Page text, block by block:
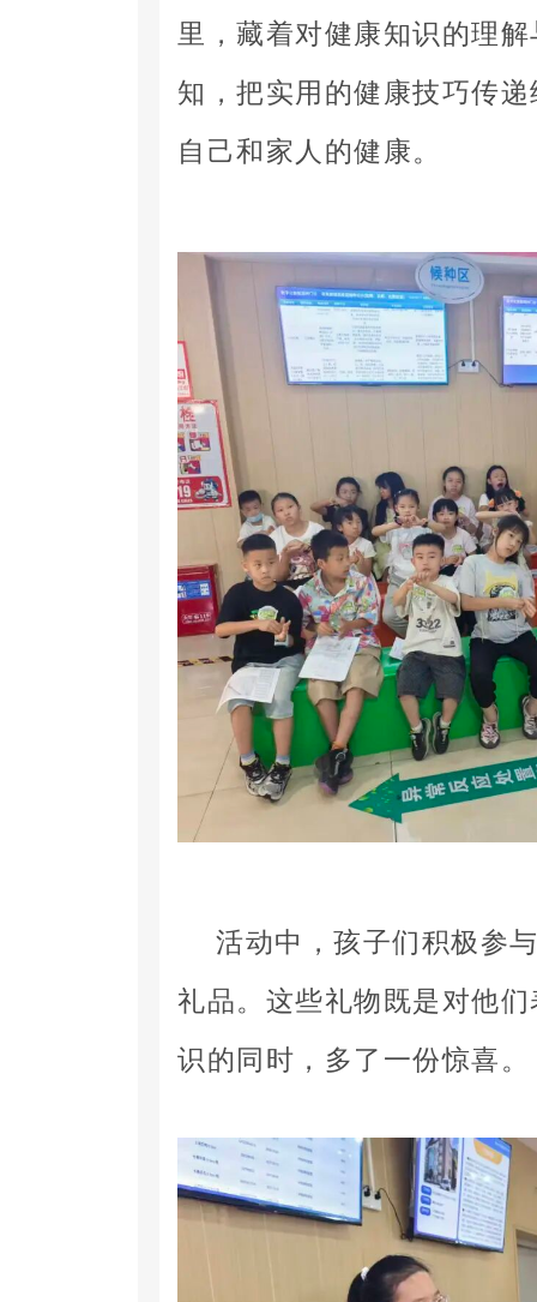
里，藏着对健康知识的理
知，把实用的健康技巧传
自己和家人的健康。
活动中，孩子们积极参
礼品。这些礼物既是对他
识的同时，多了一份惊喜。